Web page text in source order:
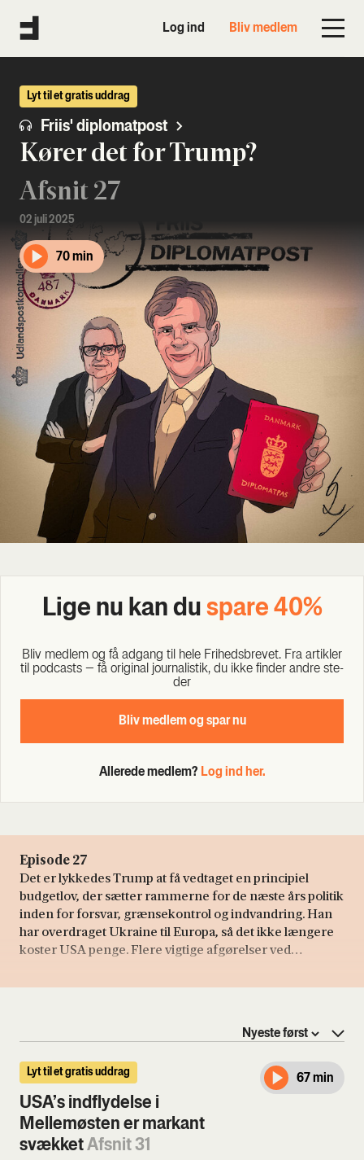
Log ind Bliv medlem
Lyt til et gratis uddrag
Friis' diplomatpost
Kører det for Trump?
Afsnit 27
02 juli 2025
70 min
Lige nu kan du spa­re 40%
Bliv med­lem og få adgang til hele Fri­heds­bre­vet. Fra artik­ler
til podcasts – få ori­gi­nal jour­na­li­stik, du ikke fin­der andre ste­
der
Bliv med­lem og spar nu
Allerede medlem? Log ind her.
Episode 27
Det er lykkedes Trump at få vedtaget en principiel
budgetlov, der sætter rammerne for de næste års politik
inden for forsvar, grænsekontrol og indvandring. Han
har overdraget Ukraine til Europa, så det ikke længere
koster USA penge. Flere vigtige afgørelser ved
på Iran har til forskel fra mange prognoser ikke splittet
analyse. Han mener, at billedet er mere komplekst.
Lyt til et gratis uddrag
USA’s indflydelse i
Mellemøsten er markant
svækketAfsnit 31
67 min